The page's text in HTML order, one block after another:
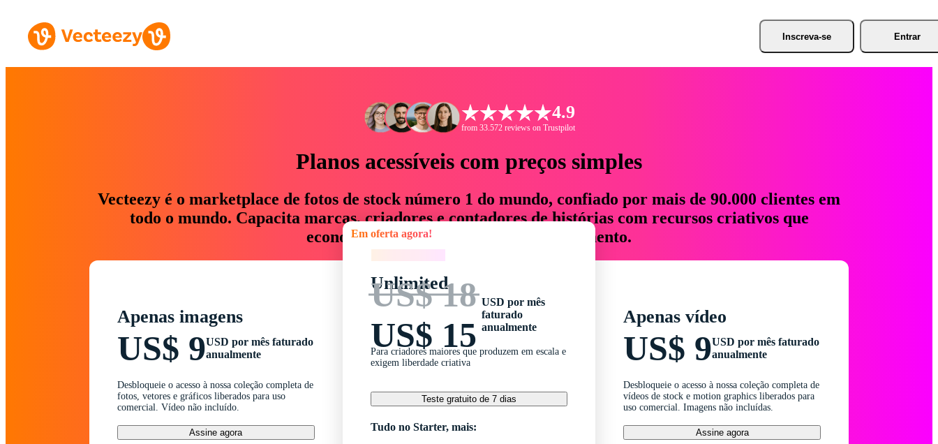
Inscreva-se Entrar
4.9
from 33.572 reviews on Trustpilot
Planos acessíveis com preços simples
Vecteezy é o marketplace de fotos de stock número 1 do mundo, confiado por mais de 90.000 clientes em
todo o mundo. Capacita marcas, criadores e contadores de histórias com recursos criativos que
economizam até 76% em tempo e orçamento.
Apenas imagens
US$ 9USD por mês faturado
anualmente
Desbloqueie o acesso à nossa coleção completa de
fotos, vetores e gráficos liberados para uso
comercial. Vídeo não incluído.
Assine agora
Em oferta agora!
Unlimited
US$ 18
US$ 15
USD por mês
faturado
anualmente
Para criadores maiores que produzem em escala e
exigem liberdade criativa
Teste gratuito de 7 dias
Tudo no Starter, mais:
Apenas vídeo
US$ 9USD por mês faturado
anualmente
Desbloqueie o acesso à nossa coleção completa de
vídeos de stock e motion graphics liberados para
uso comercial. Imagens não incluídas.
Assine agora